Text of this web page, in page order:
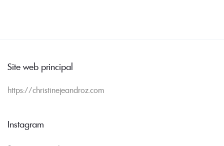
Site web principal
https://christinejeandroz.com
Instagram